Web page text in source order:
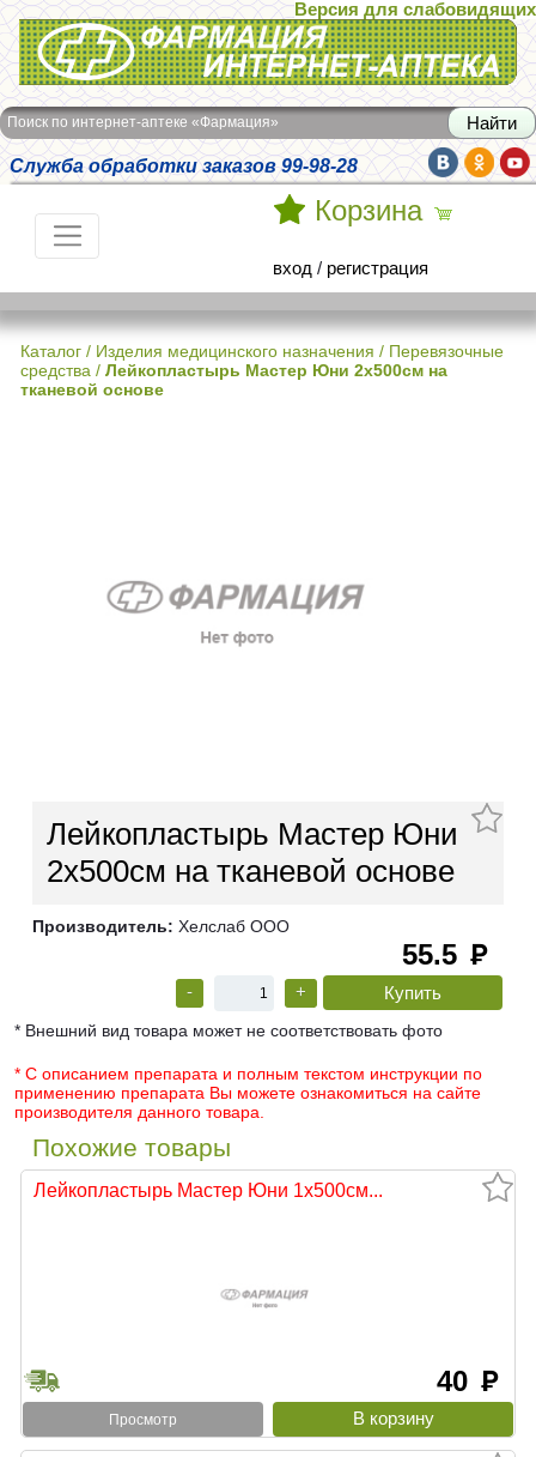
Интернет-аптека Фармация
Версия для слабовидящих
Поиск по интернет-аптеке «Фармация»
Служба обработки заказов 99-98-28
Корзина
вход / регистрация
Каталог / Изделия медицинского назначения / Перевязочные
средства / Лейкопластырь Мастер Юни 2х500см на
тканевой основе
Лейкопластырь Мастер Юни
2х500см на тканевой основе
Производитель: Хелслаб ООО
55.5 руб
- +
* Внешний вид товара может не соответствовать фото
* С описанием препарата и полным текстом инструкции по
применению препарата Вы можете ознакомиться на сайте
производителя данного товара.
Похожие товары
Лейкопластырь Мастер Юни 1х500см...
40 руб
Просмотр